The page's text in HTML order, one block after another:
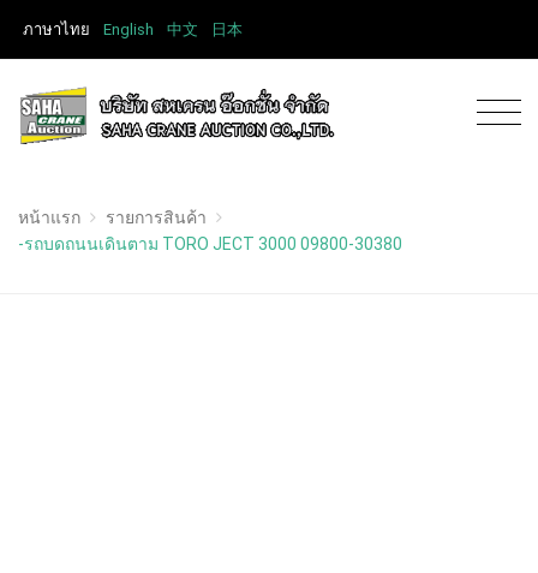
ภาษาไทย English 中文 日本
หน้าแรก
รายการสินค้า
-รถบดถนนเดินตาม TORO JECT 3000 09800-30380